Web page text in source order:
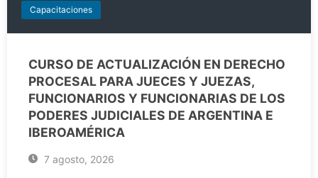
Capacitaciones
CURSO DE ACTUALIZACIÓN EN DERECHO
PROCESAL PARA JUECES Y JUEZAS,
FUNCIONARIOS Y FUNCIONARIAS DE LOS
PODERES JUDICIALES DE ARGENTINA E
IBEROAMÉRICA
7 agosto, 2026